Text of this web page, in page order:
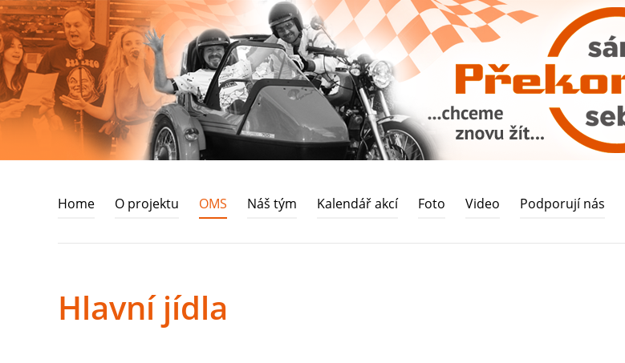
Home O projektu OMS Náš tým Kalendář akcí Foto Video Podporují nás
Hlavní jídla